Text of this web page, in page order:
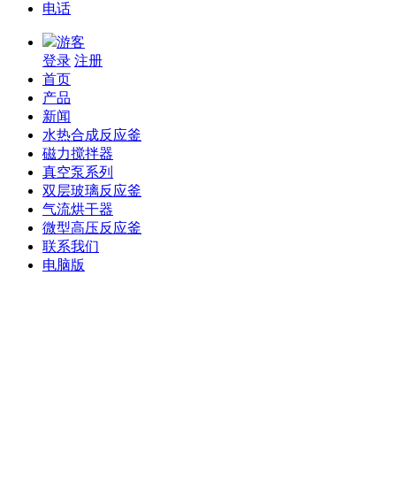
电话
游客
登录 注册
首页
产品
新闻
水热合成反应釜
磁力搅拌器
真空泵系列
双层玻璃反应釜
气流烘干器
微型高压反应釜
联系我们
电脑版